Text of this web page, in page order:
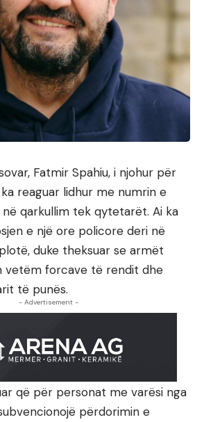
Fatmir Spahiu, i njohur për
ka reaguar lidhur me numrin e
qarkullim tek qytetarët. Ai ka
e një ore policore deri në
duke theksuar se armët
vetëm forcave të rendit dhe
të punës.
- Advertisement -
që për personat me varësi nga
përdorimin e